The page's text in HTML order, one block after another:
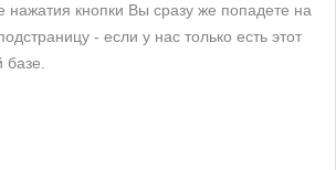
нажатия кнопки Вы сразу же попадете на
- если у нас только есть этот